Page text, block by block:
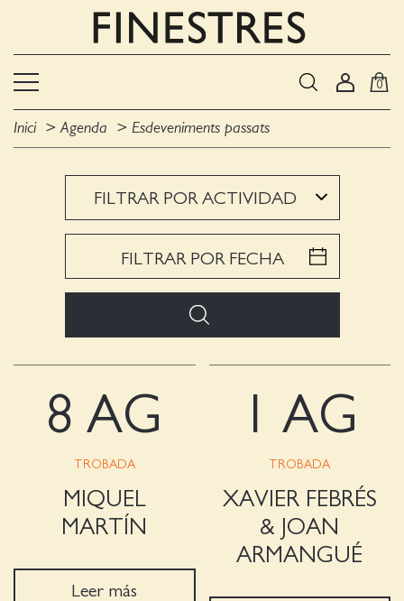
0
Inici Agenda Esdeveniments passats
FILTRAR POR ACTIVIDAD
8 AG
TROBADA
MIQUEL
MARTÍN
Leer más
1 AG
TROBADA
XAVIER FEBRÉS
& JOAN
ARMANGUÉ